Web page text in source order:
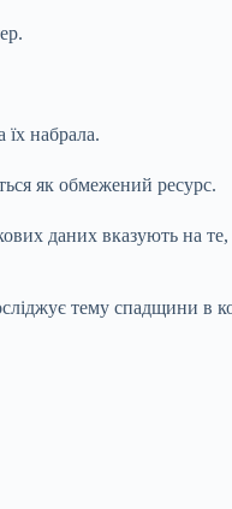
їх набрала.
як обмежений ресурс.
даних вказують на
тему спадщини в